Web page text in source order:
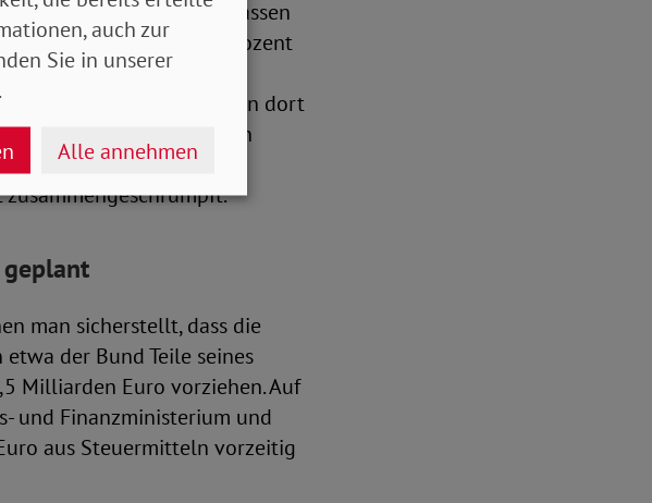
müssen die Krankenkassen
beträgt 20 Prozent
wird das Geld im
fließen, bevor sie von dort
Mit Blick auf diesen
so die Chefin des
zusammengeschrumpft.
man sicherstellt, dass die
der Bund Teile seines
Milliarden Euro vorziehen. Auf
und Finanzministerium und
aus Steuermitteln vorzeitig
auch zur
Sie in unserer
.
Alle annehmen